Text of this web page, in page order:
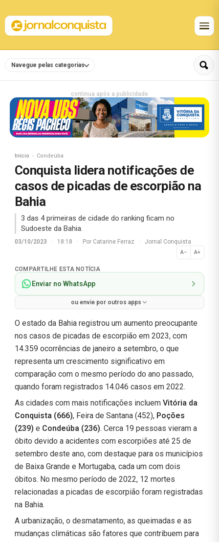
Navegue pelas categorias
continua após a publicidade
Início Condeúba
Conquista lidera notificações de
casos de picadas de escorpião na
Bahia
3 das 4 primeiras de cidade do ranking ficam no
Sudoeste da Bahia.
03/10/2023 · 18:18 · Por Catarine Ferraz · Jornal Conquista
A− A+
Normal
COMPARTILHE ESTA NOTÍCIA
Enviar no WhatsApp
ou envie por outros apps
O estado da Bahia registrou um aumento preocupante
nos casos de picadas de escorpião em 2023, com
14.359 ocorrências de janeiro a setembro, o que
representa um crescimento significativo em
comparação com o mesmo período do ano passado,
quando foram registrados 14.046 casos em 2022.
As cidades com mais notificações incluem Vitória da
Conquista (666), Feira de Santana (452), Poções
(239) e Condeúba (236). Cerca 19 pessoas vieram a
óbito devido a acidentes com escorpiões até 25 de
setembro deste ano, com destaque para os municípios
de Baixa Grande e Mortugaba, cada um com dois
óbitos. No mesmo período de 2022, 12 mortes
relacionadas a picadas de escorpião foram registradas
na Bahia.
A urbanização, o desmatamento, as queimadas e as
mudanças climáticas são fatores que contribuem para